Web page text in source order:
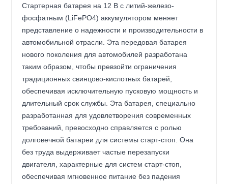
Стартерная батарея на 12 В с литий-железо-
фосфатным (LiFePO4) аккумулятором меняет
представление о надежности и производительности в
автомобильной отрасли. Эта передовая батарея
нового поколения для автомобилей разработана
таким образом, чтобы превзойти ограничения
традиционных свинцово-кислотных батарей,
обеспечивая исключительную пусковую мощность и
длительный срок службы. Эта батарея, специально
разработанная для удовлетворения современных
требований, превосходно справляется с ролью
долговечной батареи для системы старт-стоп. Она
без труда выдерживает частые перезапуски
двигателя, характерные для систем старт-стоп,
обеспечивая мгновенное питание без падения